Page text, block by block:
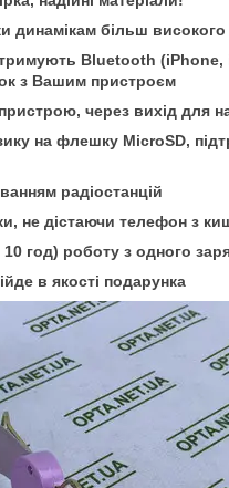
динамікам більш високого
Bluetooth (iPhone,
з Вашим пристроєм
через вихід для
на флешку MicroSD,
радіостанцій
не дістаючи телефон з
год) роботу з одного
в якості подарунка